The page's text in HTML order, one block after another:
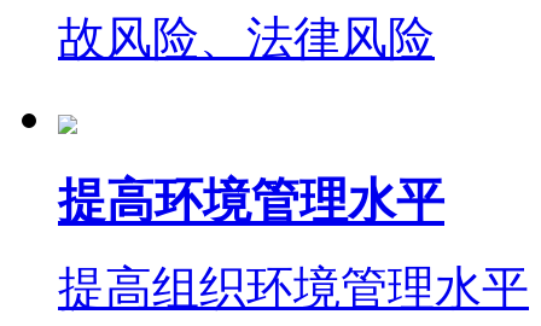
故风险、法律风险
提高环境管理水平
提高组织环境管理水平